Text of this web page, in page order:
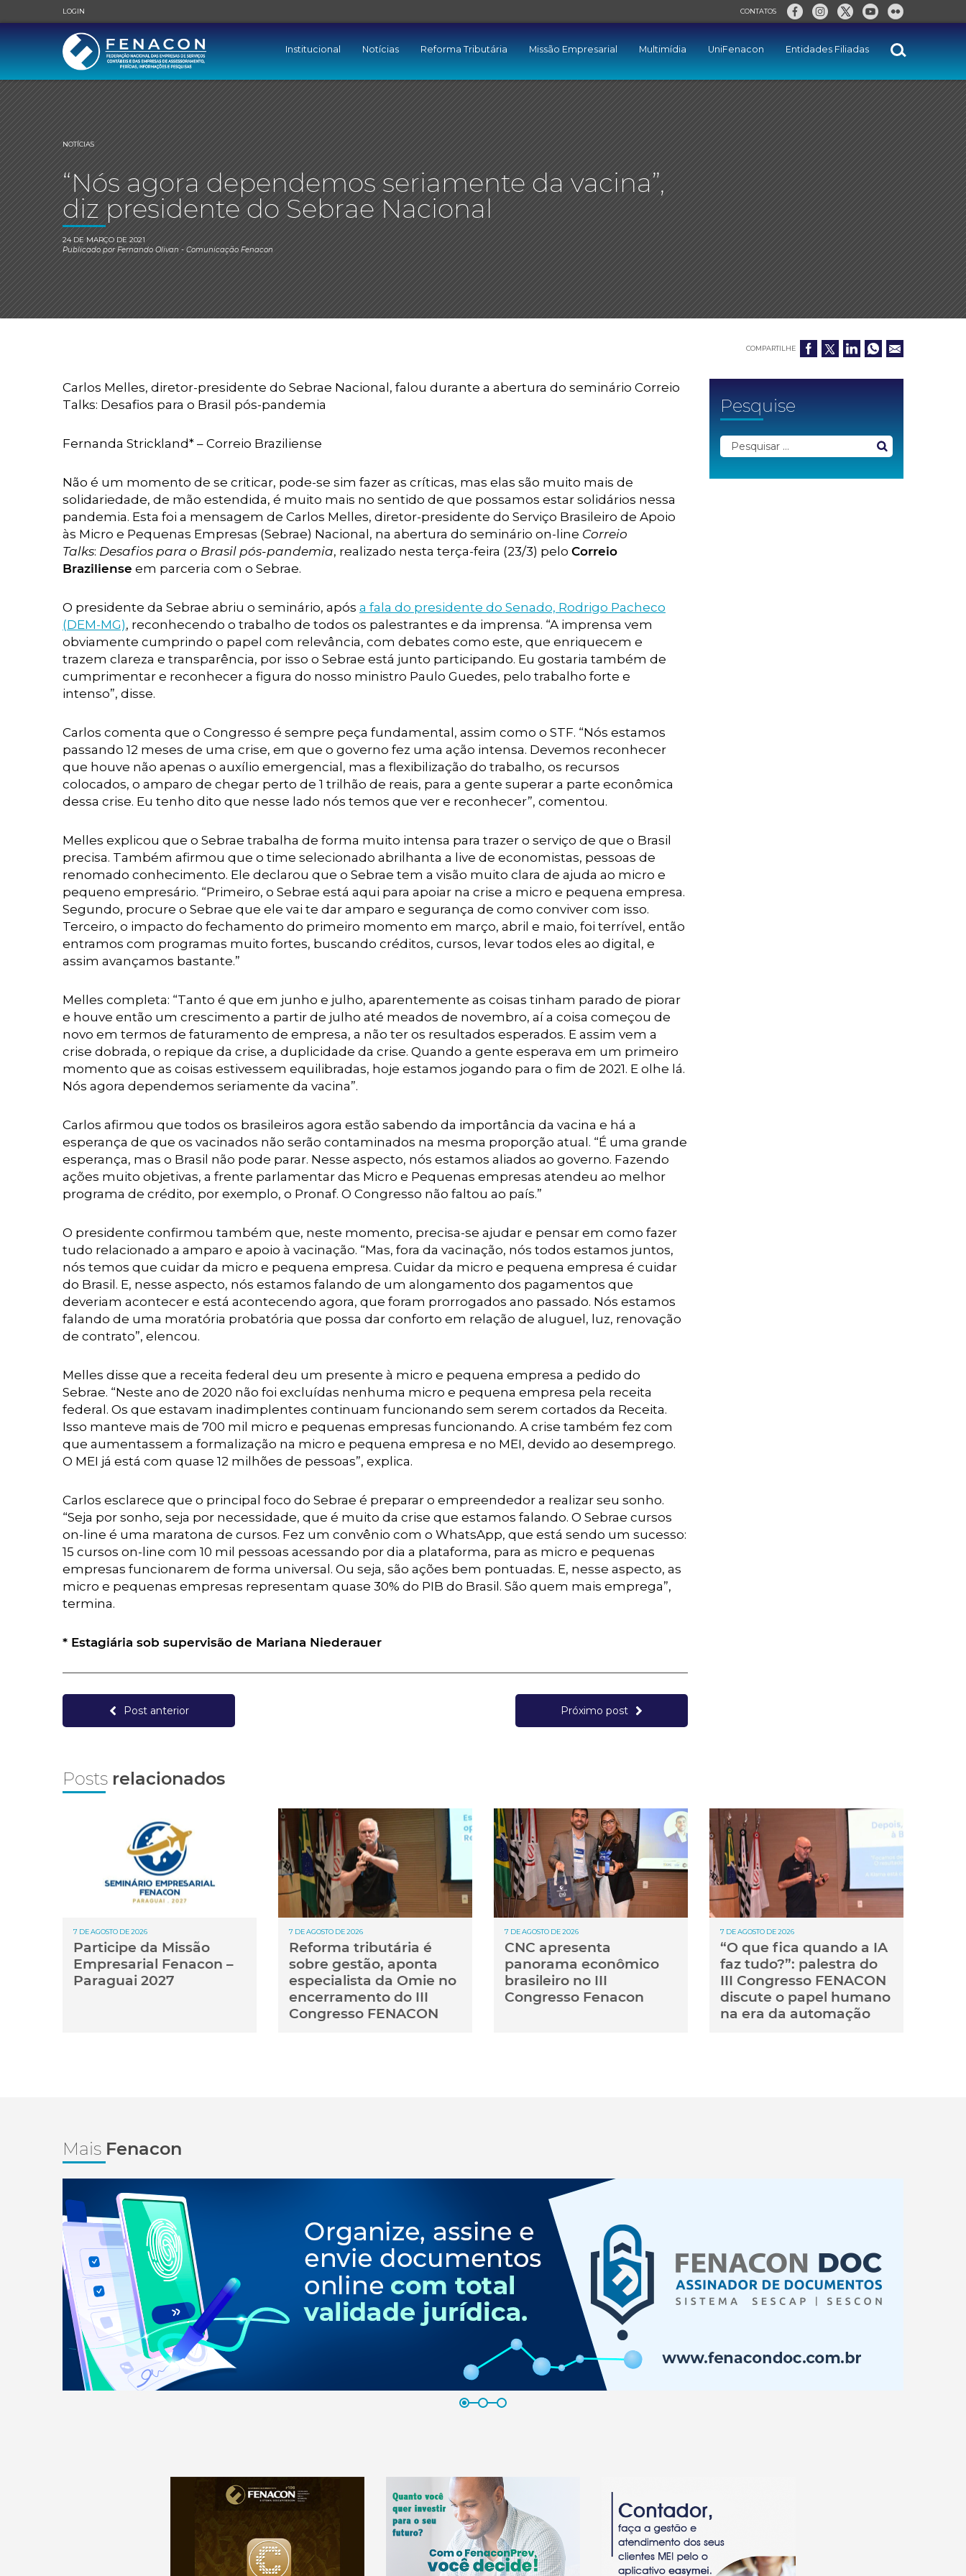
LOGIN CONTATOS
Institucional Notícias Reforma Tributária Missão Empresarial Multimídia UniFenacon Entidades Filiadas
NOTÍCIAS
“Nós agora dependemos seriamente da vacina”,
diz presidente do Sebrae Nacional
24 DE MARÇO DE 2021
Publicado porFernando Olivan- Comunicação Fenacon
COMPARTILHE
Carlos Melles, diretor-presidente do Sebrae Nacional, falou durante a abertura do seminário Correio
Talks: Desafios para o Brasil pós-pandemia
Fernanda Strickland* – Correio Braziliense
Não é um momento de se criticar, pode-se sim fazer as críticas, mas elas são muito mais de
solidariedade, de mão estendida, é muito mais no sentido de que possamos estar solidários nessa
pandemia. Esta foi a mensagem de Carlos Melles, diretor-presidente do Serviço Brasileiro de Apoio
às Micro e Pequenas Empresas (Sebrae) Nacional, na abertura do seminário on-line Correio
Talks: Desafios para o Brasil pós-pandemia, realizado nesta terça-feira (23/3) pelo Correio
Braziliense em parceria com o Sebrae.
O presidente da Sebrae abriu o seminário, após a fala do presidente do Senado, Rodrigo Pacheco
(DEM-MG), reconhecendo o trabalho de todos os palestrantes e da imprensa. “A imprensa vem
obviamente cumprindo o papel com relevância, com debates como este, que enriquecem e
trazem clareza e transparência, por isso o Sebrae está junto participando. Eu gostaria também de
cumprimentar e reconhecer a figura do nosso ministro Paulo Guedes, pelo trabalho forte e
intenso”, disse.
Carlos comenta que o Congresso é sempre peça fundamental, assim como o STF. “Nós estamos
passando 12 meses de uma crise, em que o governo fez uma ação intensa. Devemos reconhecer
que houve não apenas o auxílio emergencial, mas a flexibilização do trabalho, os recursos
colocados, o amparo de chegar perto de 1 trilhão de reais, para a gente superar a parte econômica
dessa crise. Eu tenho dito que nesse lado nós temos que ver e reconhecer”, comentou.
Melles explicou que o Sebrae trabalha de forma muito intensa para trazer o serviço de que o Brasil
precisa. Também afirmou que o time selecionado abrilhanta a live de economistas, pessoas de
renomado conhecimento. Ele declarou que o Sebrae tem a visão muito clara de ajuda ao micro e
pequeno empresário. “Primeiro, o Sebrae está aqui para apoiar na crise a micro e pequena empresa.
Segundo, procure o Sebrae que ele vai te dar amparo e segurança de como conviver com isso.
Terceiro, o impacto do fechamento do primeiro momento em março, abril e maio, foi terrível, então
entramos com programas muito fortes, buscando créditos, cursos, levar todos eles ao digital, e
assim avançamos bastante.”
Melles completa: “Tanto é que em junho e julho, aparentemente as coisas tinham parado de piorar
e houve então um crescimento a partir de julho até meados de novembro, aí a coisa começou de
novo em termos de faturamento de empresa, a não ter os resultados esperados. E assim vem a
crise dobrada, o repique da crise, a duplicidade da crise. Quando a gente esperava em um primeiro
momento que as coisas estivessem equilibradas, hoje estamos jogando para o fim de 2021. E olhe lá.
Nós agora dependemos seriamente da vacina”.
Carlos afirmou que todos os brasileiros agora estão sabendo da importância da vacina e há a
esperança de que os vacinados não serão contaminados na mesma proporção atual. “É uma grande
esperança, mas o Brasil não pode parar. Nesse aspecto, nós estamos aliados ao governo. Fazendo
ações muito objetivas, a frente parlamentar das Micro e Pequenas empresas atendeu ao melhor
programa de crédito, por exemplo, o Pronaf. O Congresso não faltou ao país.”
O presidente confirmou também que, neste momento, precisa-se ajudar e pensar em como fazer
tudo relacionado a amparo e apoio à vacinação. “Mas, fora da vacinação, nós todos estamos juntos,
nós temos que cuidar da micro e pequena empresa. Cuidar da micro e pequena empresa é cuidar
do Brasil. E, nesse aspecto, nós estamos falando de um alongamento dos pagamentos que
deveriam acontecer e está acontecendo agora, que foram prorrogados ano passado. Nós estamos
falando de uma moratória probatória que possa dar conforto em relação de aluguel, luz, renovação
de contrato”, elencou.
Melles disse que a receita federal deu um presente à micro e pequena empresa a pedido do
Sebrae. “Neste ano de 2020 não foi excluídas nenhuma micro e pequena empresa pela receita
federal. Os que estavam inadimplentes continuam funcionando sem serem cortados da Receita.
Isso manteve mais de 700 mil micro e pequenas empresas funcionando. A crise também fez com
que aumentassem a formalização na micro e pequena empresa e no MEI, devido ao desemprego.
O MEI já está com quase 12 milhões de pessoas”, explica.
Carlos esclarece que o principal foco do Sebrae é preparar o empreendedor a realizar seu sonho.
“Seja por sonho, seja por necessidade, que é muito da crise que estamos falando. O Sebrae cursos
on-line é uma maratona de cursos. Fez um convênio com o WhatsApp, que está sendo um sucesso:
15 cursos on-line com 10 mil pessoas acessando por dia a plataforma, para as micro e pequenas
empresas funcionarem de forma universal. Ou seja, são ações bem pontuadas. E, nesse aspecto, as
micro e pequenas empresas representam quase 30% do PIB do Brasil. São quem mais emprega”,
termina.
* Estagiária sob supervisão de Mariana Niederauer
Post anterior Próximo post
Pesquise
Posts relacionados
7 DE AGOSTO DE 2026
Participe da Missão
Empresarial Fenacon –
Paraguai 2027
7 DE AGOSTO DE 2026
Reforma tributária é
sobre gestão, aponta
especialista da Omie no
encerramento do III
Congresso FENACON
7 DE AGOSTO DE 2026
CNC apresenta
panorama econômico
brasileiro no III
Congresso Fenacon
7 DE AGOSTO DE 2026
“O que fica quando a IA
faz tudo?”: palestra do
III Congresso FENACON
discute o papel humano
na era da automação
Mais Fenacon